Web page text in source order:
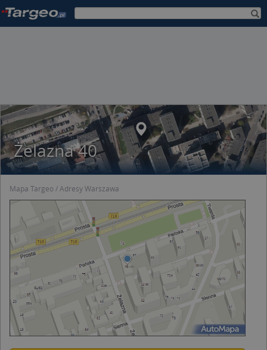
Żelazna 40
Mapa Targeo Adresy Warszawa